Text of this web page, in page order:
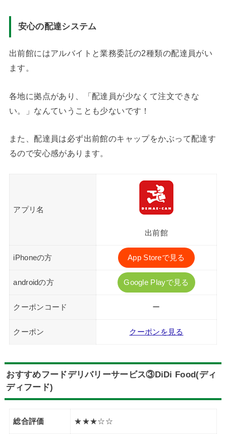
安心の配達システム
出前館にはアルバイトと業務委託の2種類の配達員がい
ます。
各地に拠点があり、「配達員が少なくて注文できな
い。」なんていうことも少ないです！
また、配達員は必ず出前館のキャップをかぶって配達す
るので安心感があります。
アプリ名
出前館
iPhoneの方 App Storeで見る
androidの方 Google Playで見る
クーポンコード ー
クーポン クーポンを見る
おすすめフードデリバリーサービス③DiDi Food(ディ
ディフード)
総合評価 ★★★☆☆